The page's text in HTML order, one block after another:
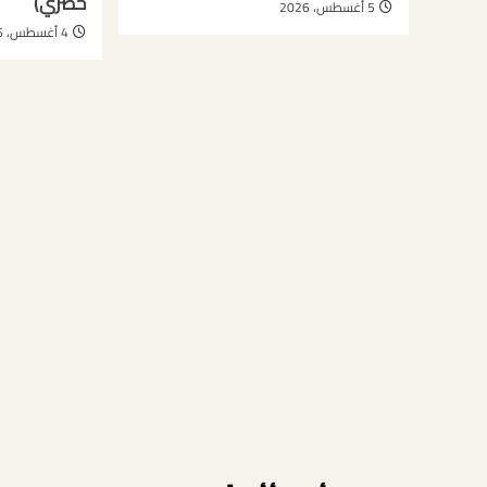
5 أغسطس، 2026
4 أغسطس، 2026